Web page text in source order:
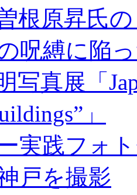
根原昇氏
呪縛に陥
写真展「
」
実践フォ
戸を撮影